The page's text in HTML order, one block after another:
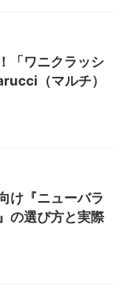
「ワニクラッシ
（マルチ）
け『ニューバラ
の選び方と実際